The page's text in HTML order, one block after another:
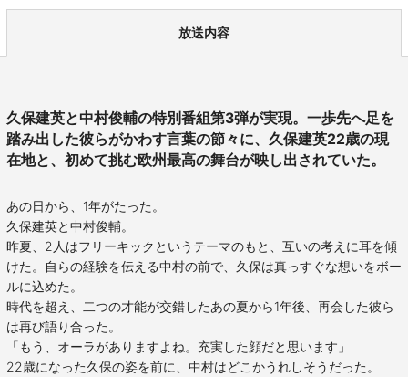
放送内容
久保建英と中村俊輔の特別番組第3弾が実現。一歩先へ足を
踏み出した彼らがかわす言葉の節々に、久保建英22歳の現
在地と、初めて挑む欧州最高の舞台が映し出されていた。
あの日から、1年がたった。
久保建英と中村俊輔。
昨夏、2人はフリーキックというテーマのもと、互いの考えに耳を傾
けた。自らの経験を伝える中村の前で、久保は真っすぐな想いをボー
ルに込めた。
時代を超え、二つの才能が交錯したあの夏から1年後、再会した彼ら
は再び語り合った。
「もう、オーラがありますよね。充実した顔だと思います」
22歳になった久保の姿を前に、中村はどこかうれしそうだった。